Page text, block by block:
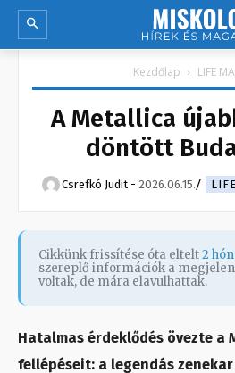
Kezdőlap LIFE
A Metallica
döntött
Csrefkó Judit - 2026.06.15.
Cikkünk frissítése óta eltelt2
szereplő információk a
voltak, de mára elavulhattak.
Hatalmas érdeklődés övezte a
fellépéseit: a legendás